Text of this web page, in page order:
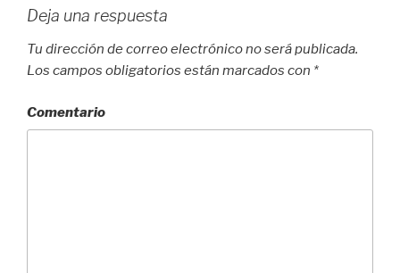
Deja una respuesta
Tu dirección de correo electrónico no será publicada.
Los campos obligatorios están marcados con *
Comentario